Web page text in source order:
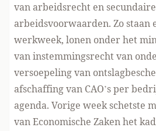
van arbeidsrecht en secundaire
arbeidsvoorwaarden. Zo staan
werkweek, lonen onder het
van instemmingsrecht van
versoepeling van
afschaffing van CAO’s per
agenda. Vorige week schetste
van Economische Zaken het